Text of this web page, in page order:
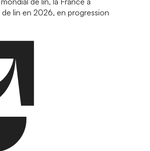
lin en 2026, en progression